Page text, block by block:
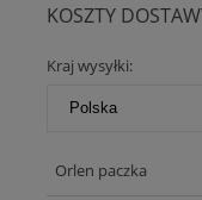
KOSZTY
CENA NIE ZAWIERA
Kraj wysyłki:
Orlen paczka